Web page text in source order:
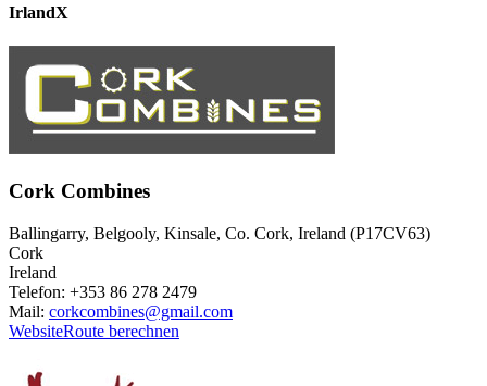
IrlandX
Cork Combines
Ballingarry, Belgooly, Kinsale, Co. Cork, Ireland (P17CV63)
Cork
Ireland
Telefon: +353 86 278 2479
Mail: corkcombines@gmail.com
WebsiteRoute berechnen